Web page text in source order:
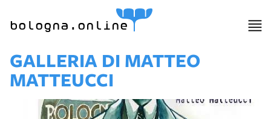
bologna.online
GALLERIA DI MATTEO
MATTEUCCI